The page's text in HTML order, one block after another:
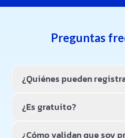
Preguntas
¿Quiénes pueden
de la Salud, docentes e
¿Es gratuito?
¿Cómo validan que soy